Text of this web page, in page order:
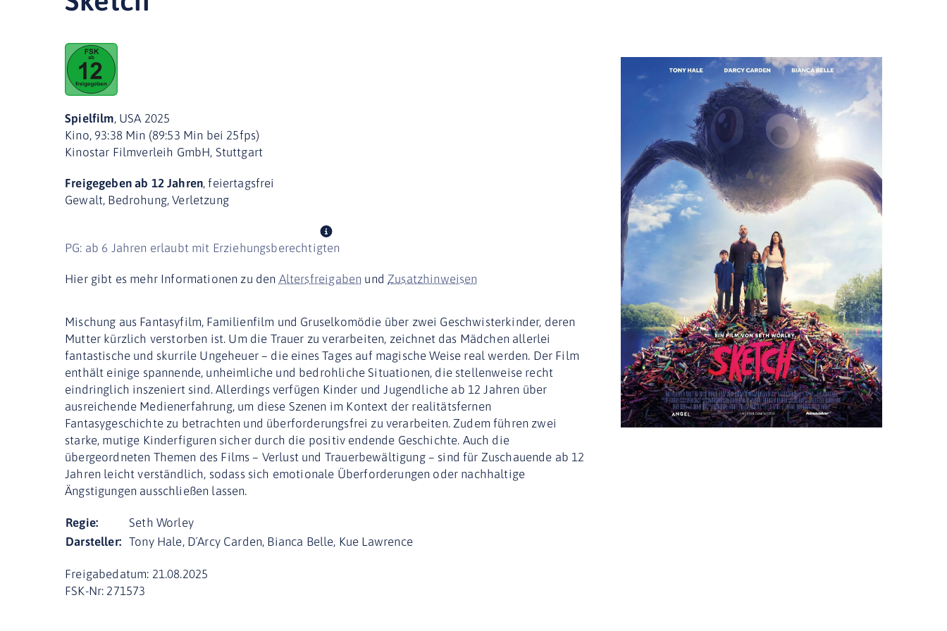
Spielfilm, USA 2025
Kino, 93:38 Min (89:53 Min bei 25fps)
Kinostar Filmverleih GmbH, Stuttgart
Freigegeben ab 12 Jahren, feiertagsfrei
Gewalt, Bedrohung, Verletzung
PG: ab 6 Jahren erlaubt mit Erziehungsberechtigten
Hier gibt es mehr Informationen zu den Altersfreigaben undZusatzhinweisen
Mischung aus Fantasyfilm, Familienfilm und Gruselkomödie über zwei Geschwisterkinder, deren
Mutter kürzlich verstorben ist. Um die Trauer zu verarbeiten, zeichnet das Mädchen allerlei
fantastische und skurrile Ungeheuer – die eines Tages auf magische Weise real werden. Der Film
enthält einige spannende, unheimliche und bedrohliche Situationen, die stellenweise recht
eindringlich inszeniert sind. Allerdings verfügen Kinder und Jugendliche ab 12 Jahren über
ausreichende Medienerfahrung, um diese Szenen im Kontext der realitätsfernen
Fantasygeschichte zu betrachten und überforderungsfrei zu verarbeiten. Zudem führen zwei
starke, mutige Kinderfiguren sicher durch die positiv endende Geschichte. Auch die
übergeordneten Themen des Films – Verlust und Trauerbewältigung – sind für Zuschauende ab 12
Jahren leicht verständlich, sodass sich emotionale Überforderungen oder nachhaltige
Ängstigungen ausschließen lassen.
Regie:
Seth Worley
Darsteller: Tony Hale, D´Arcy Carden, Bianca Belle, Kue Lawrence
Freigabedatum: 21.08.2025
FSK-Nr: 271573